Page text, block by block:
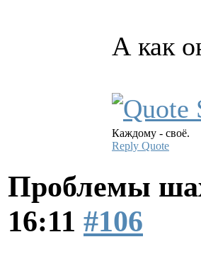
А как
Каждому - своё.
Reply Quote
Проблемы
16:11 #106